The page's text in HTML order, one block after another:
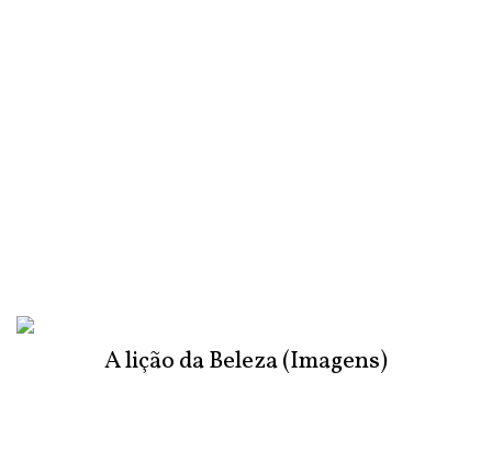
A lição da Beleza (Imagens)